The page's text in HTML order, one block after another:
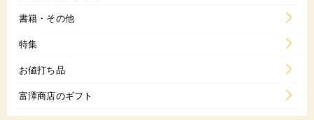
書籍・その他
特集
お値打ち品
富澤商店のギフト